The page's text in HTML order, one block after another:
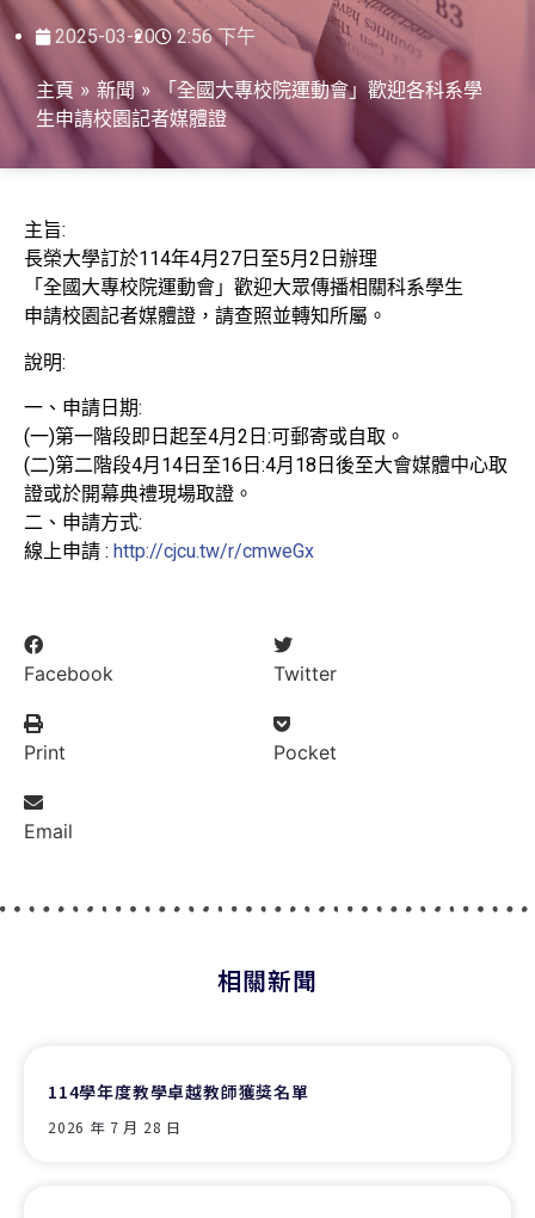
2025-03-20 2:56 下午
主頁 » 新聞 » 「全國大專校院運動會」歡迎各科系學
生申請校園記者媒體證
主旨:
長榮大學訂於114年4月27日至5月2日辦理
「全國大專校院運動會」歡迎大眾傳播相關科系學生
申請校園記者媒體證，請查照並轉知所屬。
說明:
一、申請日期:
(一)第一階段即日起至4月2日:可郵寄或自取。
(二)第二階段4月14日至16日:4月18日後至大會媒體中心取
證或於開幕典禮現場取證。
二、申請方式:
線上申請 : http://cjcu.tw/r/cmweGx
Facebook Twitter
Print Pocket
Email
相關新聞
114學年度教學卓越教師獲獎名單
2026 年 7 月 28 日